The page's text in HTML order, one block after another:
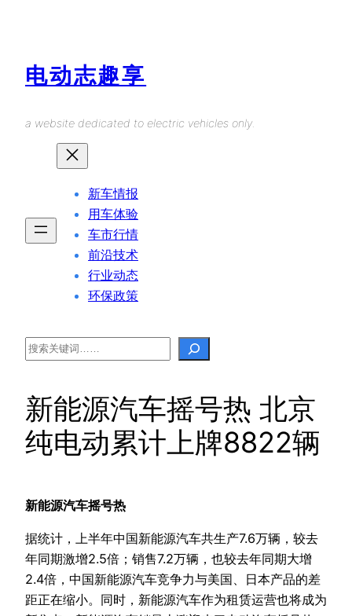
电动志趣享
a website dedicated to electric vehicles only.
新车情报
用车体验
车市行情
前沿技术
行业动态
环保政策
Search
新能源汽车摇号热 北京
纯电动累计上牌8822辆
新能源汽车摇号热
据统计，上半年中国新能源汽车共生产7.6万辆，较去
年同期激增2.5倍；销售7.2万辆，也较去年同期大增
2.4倍，中国新能源汽车竞争力与美国、日本产品的差
距正在缩小。同时，新能源汽车作为租赁运营也将成为